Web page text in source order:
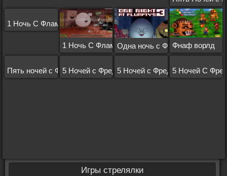
1 Ночь С Флампи
1 Ночь С Флампи 2Одна ночь с Флампи 3
Фнаф ворлд
Пять ночей с Фредди 45 Ночей с Фредди 35 Ночей с Фредди 25 Ночей С
Игры стрелялки